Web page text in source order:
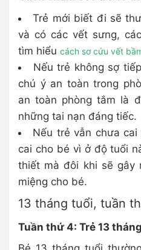
Trẻ mới biết đi sẽ
và có các vết sưng,
tìm hiểu cách sơ cứu vết
Nếu trẻ không sợ
chú ý an toàn trong
an toàn phòng tắm là
những tai nạn đáng tiếc.
Nếu trẻ vẫn chưa
cai cho bé vì ở độ tuổi
thiết mà đôi khi sẽ gây
miệng cho bé.
13 tháng tuổi, tuần
Tuần thứ 4: Trẻ 13